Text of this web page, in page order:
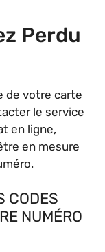
Perdu
de votre carte
le service
en ligne,
en mesure
CODES
NUMÉRO